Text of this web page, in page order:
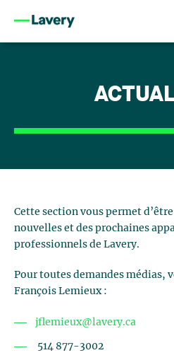
Cette section vous permet
nouvelles et des prochaines
professionnels de Lavery.
Pour toutes demandes médias,
François Lemieux :
jflemieux@lavery.ca
514 877-3002